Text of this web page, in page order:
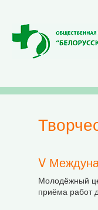
V
Молодёжный
приёма работ